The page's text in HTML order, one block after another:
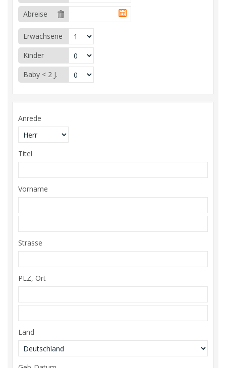
Abreise
Erwachsene
Kinder
Baby < 2 J.
Anrede
Titel
Vorname
Strasse
PLZ, Ort
Land